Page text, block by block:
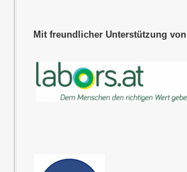
Mit freundlicher Unterstützung von